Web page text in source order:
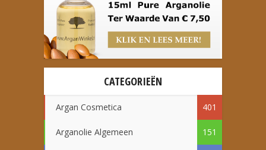
CATEGORIEËN
Argan Cosmetica 401
Arganolie Algemeen 151